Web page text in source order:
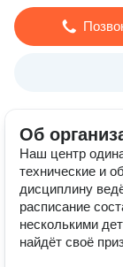
Об
Наш центр
технические и
дисциплину
расписание
несколькими
найдёт своё